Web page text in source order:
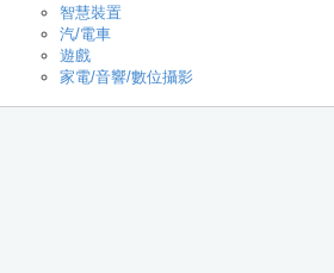
智慧裝置
汽/電車
遊戲
家電/音響/數位攝影